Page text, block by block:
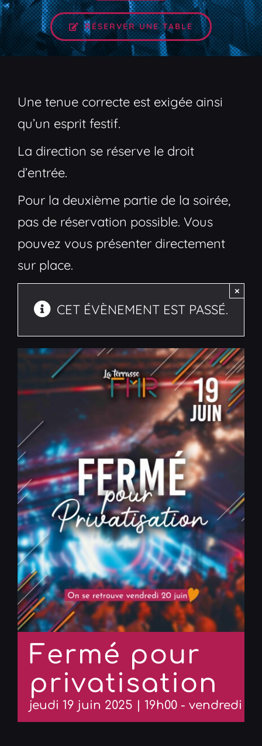
RÉSERVER UNE TABLE
Une tenue correcte est exigée ainsi
qu’un esprit festif.
La direction se réserve le droit
d’entrée.
Pour la deuxième partie de la soirée,
pas de réservation possible. Vous
pouvez vous présenter directement
sur place.
CET ÉVÈNEMENT EST PASSÉ.
×
Fermé pour
privatisation
jeudi 19 juin 2025 | 19h00 - vendredi